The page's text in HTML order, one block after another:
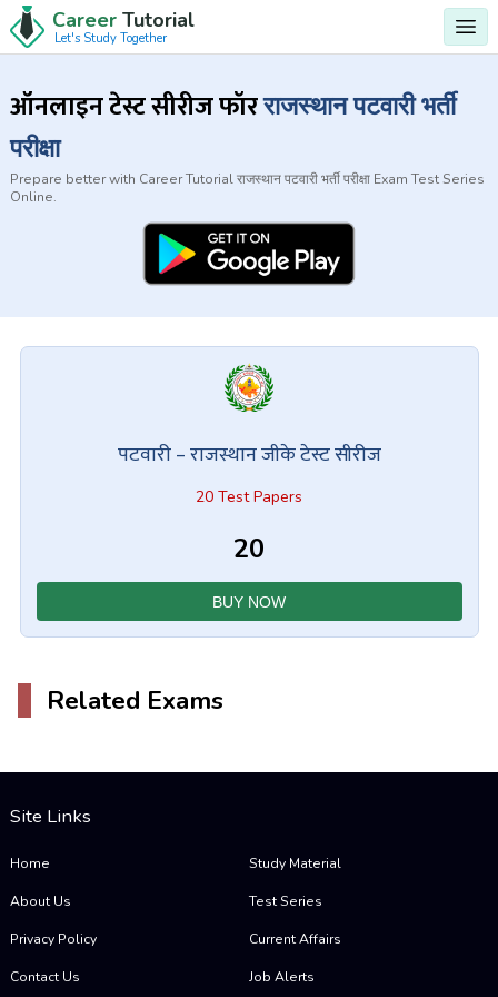
Career Tutorial
Let's Study Together
ऑनलाइन टेस्ट सीरीज फॉरराजस्थान पटवारी भर्ती
परीक्षा
Prepare better with Career Tutorial राजस्थान पटवारी भर्ती परीक्षा Exam Test Series
Online.
पटवारी – राजस्थान जीके टेस्ट सीरीज
20 Test Papers
₹20
BUY NOW
Related Exams
Site Links
Home
About Us
Privacy Policy
Contact Us
Study Material
Test Series
Current Affairs
Job Alerts